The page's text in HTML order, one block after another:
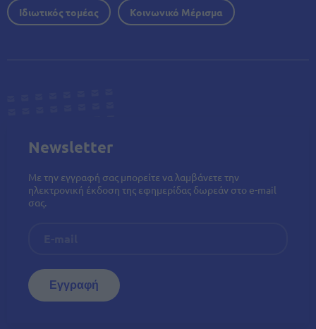
Ιδιωτικός τομέας Κοινωνικό Μέρισμα
Newsletter
Με την εγγραφή σας μπορείτε να λαμβάνετε την
ηλεκτρονική έκδοση της εφημερίδας δωρεάν στο e-mail
σας.